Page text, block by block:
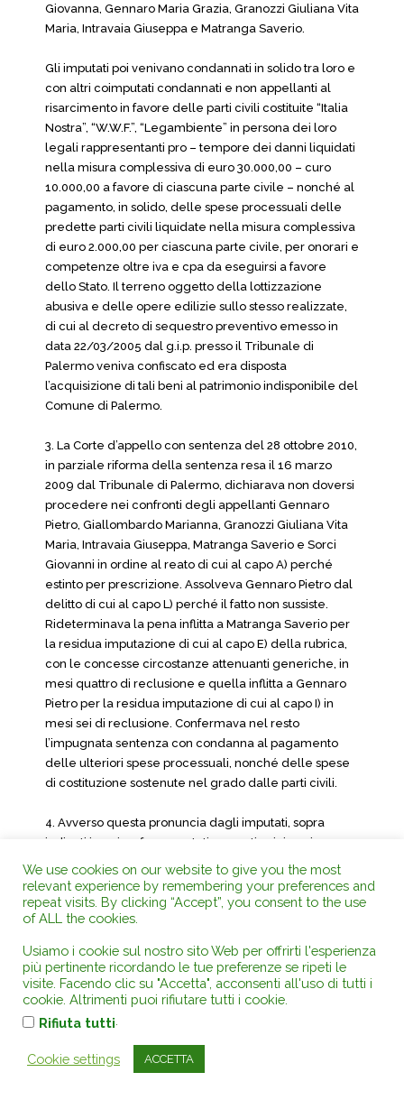
Giovanna, Gennaro Maria Grazia, Granozzi Giuliana Vita
Maria, Intravaia Giuseppa e Matranga Saverio.
Gli imputati poi venivano condannati in solido tra loro e
con altri coimputati condannati e non appellanti al
risarcimento in favore delle parti civili costituite “Italia
Nostra”, “W.W.F.”, “Legambiente” in persona dei loro
legali rappresentanti pro – tempore dei danni liquidati
nella misura complessiva di euro 30.000,00 – curo
10.000,00 a favore di ciascuna parte civile – nonché al
pagamento, in solido, delle spese processuali delle
predette parti civili liquidate nella misura complessiva
di euro 2.000,00 per ciascuna parte civile, per onorari e
competenze oltre iva e cpa da eseguirsi a favore
dello Stato. Il terreno oggetto della lottizzazione
abusiva e delle opere edilizie sullo stesso realizzate,
di cui al decreto di sequestro preventivo emesso in
data 22/03/2005 dal g.i.p. presso il Tribunale di
Palermo veniva confiscato ed era disposta
l’acquisizione di tali beni al patrimonio indisponibile del
Comune di Palermo.
3. La Corte d’appello con sentenza del 28 ottobre 2010,
in parziale riforma della sentenza resa il 16 marzo
2009 dal Tribunale di Palermo, dichiarava non doversi
procedere nei confronti degli appellanti Gennaro
Pietro, Giallombardo Marianna, Granozzi Giuliana Vita
Maria, Intravaia Giuseppa, Matranga Saverio e Sorci
Giovanni in ordine al reato di cui al capo A) perché
estinto per prescrizione. Assolveva Gennaro Pietro dal
delitto di cui al capo L) perché il fatto non sussiste.
Rideterminava la pena inflitta a Matranga Saverio per
la residua imputazione di cui al capo E) della rubrica,
con le concesse circostanze attenuanti generiche, in
mesi quattro di reclusione e quella inflitta a Gennaro
Pietro per la residua imputazione di cui al capo I) in
mesi sei di reclusione. Confermava nel resto
l’impugnata sentenza con condanna al pagamento
delle ulteriori spese processuali, nonché delle spese
di costituzione sostenute nel grado dalle parti civili.
4. Avverso questa pronuncia dagli imputati, sopra
indicati in epigrafe, sono stati proposti sei ricorsi per
cassazione. In particolare Sorci Giovanni ha proposto
ricorso per cassazione con un unico motivo. Un
secondo ricorso per cassazione è stato proposto da
Chifari Francesca, Gennaro Pietro, Gennaro Carmela,
ricorso è stato proposto da Intravia Giuseppa articolato
in tre motivi. Un quarto ricorso è stato proposto da
Giallombardo Marianna articolato in due motivi. Un
quinto ricorso è proposto da Granozzi Giuliana
ricorso precedente. Un sesto ricorso è proposto da
We use cookies on our website to give you the most
relevant experience by remembering your preferences and
repeat visits. By clicking “Accept”, you consent to the use
of ALL the cookies.
Usiamo i cookie sul nostro sito Web per offrirti l'esperienza
più pertinente ricordando le tue preferenze se ripeti le
visite. Facendo clic su "Accetta", acconsenti all'uso di tutti i
cookie. Altrimenti puoi rifiutare tutti i cookie.
Rifiuta tutti
Cookie settings ACCETTA